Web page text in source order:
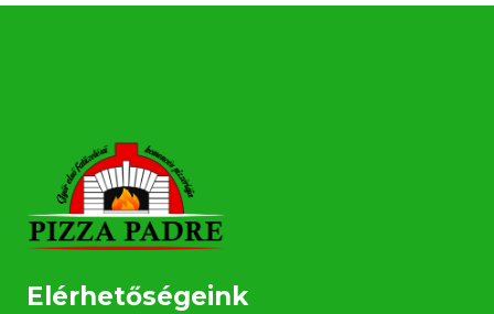
Elérhetőségeink